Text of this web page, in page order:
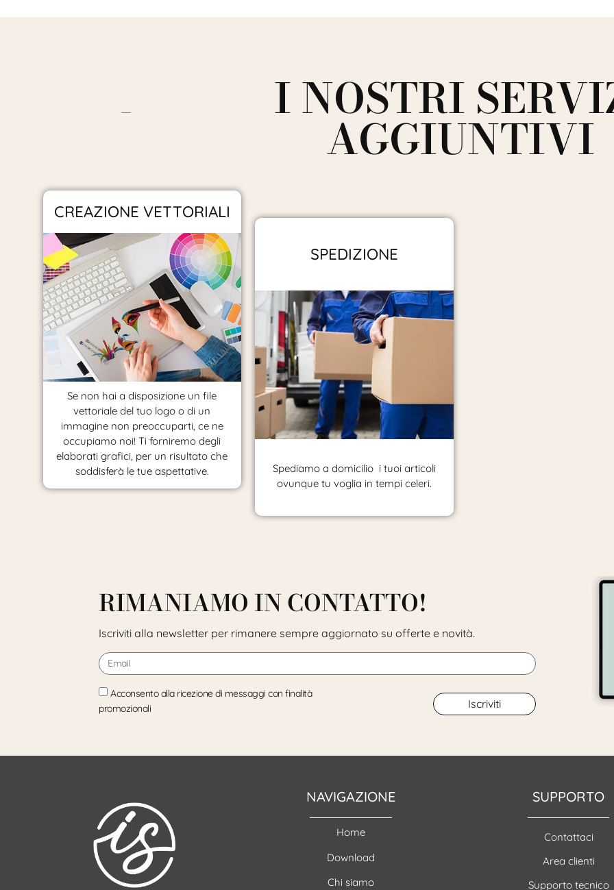
I NOSTRI
AGGIUNTIVI
CREAZIONE VETTORIALI
Se non hai a disposizione un file
vettoriale del tuo logo o di un
immagine non preoccuparti, ce ne
occupiamo noi! Ti forniremo degli
elaborati grafici, per un risultato che
soddisferà le tue aspettative.
SPEDIZIONE
Spediamo a domicilio i tuoi articoli
ovunque tu voglia in tempi celeri.
RIMANIAMO IN CONTATTO!
Iscriviti alla newsletter per rimanere sempre aggiornato su offerte e novità.
Acconsento alla ricezione di messaggi con finalità
promozionali
Iscriviti
NAVIGAZIONE
Home
Download
Chi siamo
SUPPORTO
Contattaci
Area clienti
Supporto tecnico